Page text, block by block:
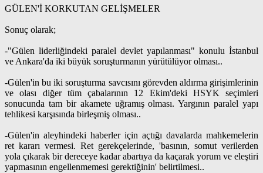
GÜLEN'İ KORKUTAN GELİŞMELER
Sonuç olarak;
-"Gülen liderliğindeki paralel devlet yapılanması" konulu İstanbul
ve Ankara'da iki büyük soruşturmanın yürütülüyor olması..
-Gülen'in bu iki soruşturma savcısını görevden aldırma girişimlerinin
ve olası diğer tüm çabalarının 12 Ekim'deki HSYK seçimleri
sonucunda tam bir akamete uğramış olması. Yargının paralel yapı
tehlikesi karşısında birleşmiş olması..
-Gülen'in aleyhindeki haberler için açtığı davalarda mahkemelerin
ret kararı vermesi. Ret gerekçelerinde, 'basının, somut verilerden
yola çıkarak bir dereceye kadar abartıya da kaçarak yorum ve eleştiri
yapmasının engellenmemesi gerektiğinin' belirtilmesi..